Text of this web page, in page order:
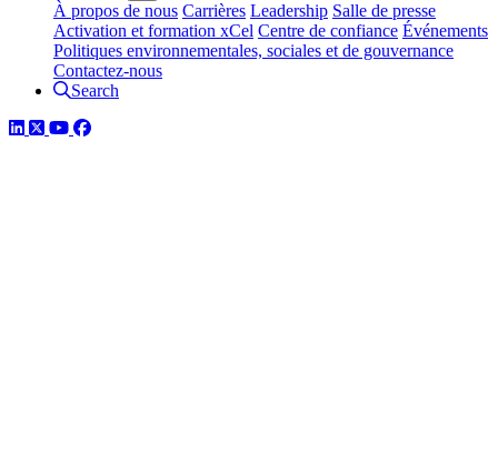
À propos de nous Carrières Leadership Salle de presse
Activation et formation xCel Centre de confiance Événements
Politiques environnementales, sociales et de gouvernance
Contactez-nous
Search
LinkedIn
TwitterYouTube
Facebook